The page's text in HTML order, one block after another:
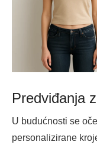
Predviđanja
U budućnosti se
personalizirane